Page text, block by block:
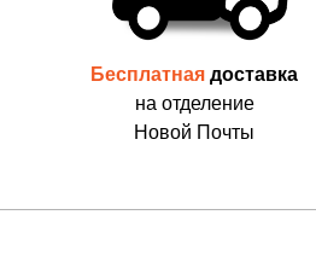
Бесплатная доставка
на отделение
Новой Почты